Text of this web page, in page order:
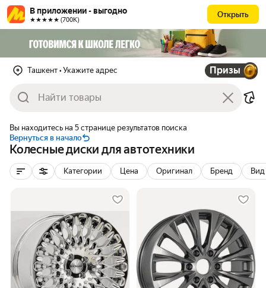
В приложении - выгодно
★★★★★ (700К)
Открыть
Ташкент • Укажите адрес Призы
Вы находитесь на 5 странице результатов поиска
Вернуться в начало
Колесные диски для автотехники
Категории Цена Оригинал Бренд Вид